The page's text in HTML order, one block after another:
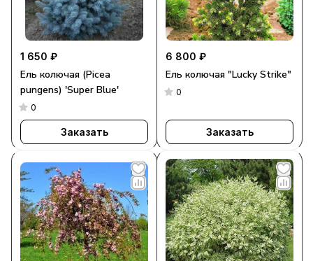
1 650 ₽
Ель колючая (Picea
pungens) 'Super Blue'
0
Заказать
6 800 ₽
Ель колючая "Lucky Strike"
0
Заказать